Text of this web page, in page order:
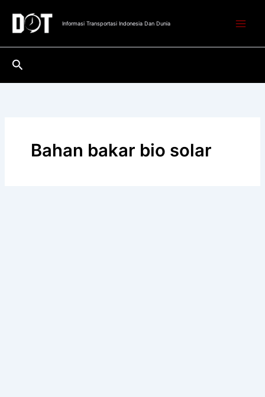
konten
Informasi Transportasi Indonesia Dan Dunia
Cari
Bahan bakar bio solar